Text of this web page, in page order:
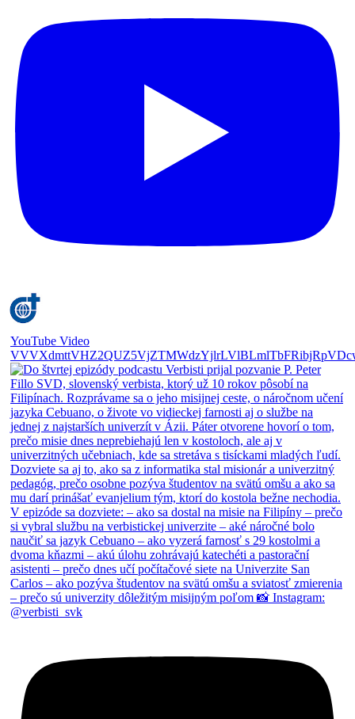
YouTube Video